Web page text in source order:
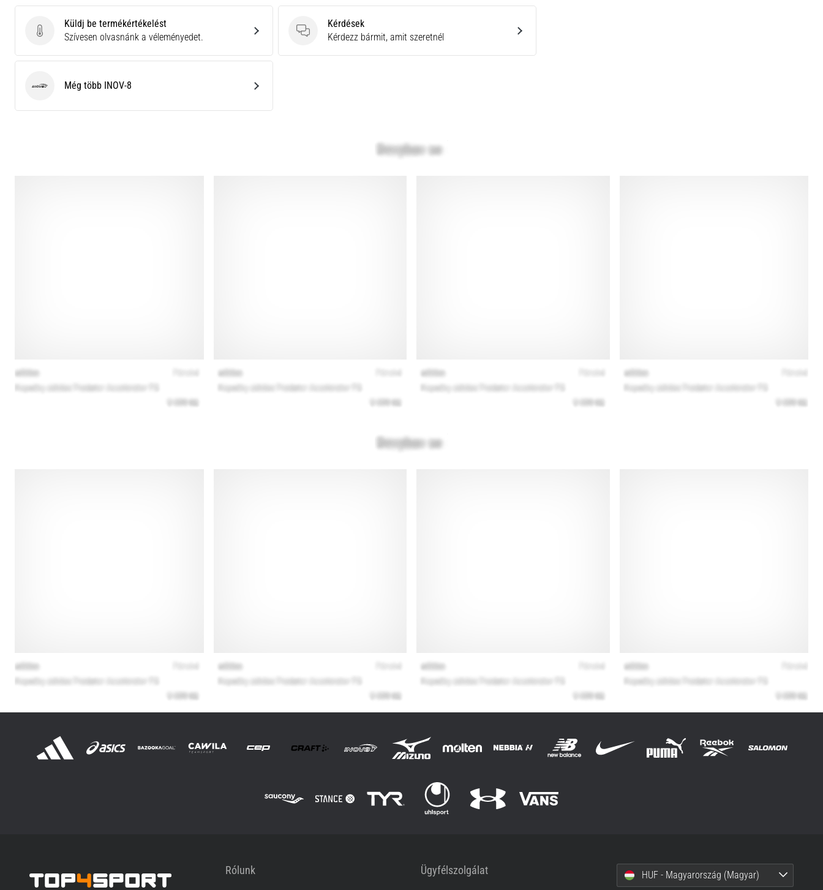
Küldj be termékértékelést
Küldj be termékértékelést
Szívesen olvasnánk a véleményedet.
Kérdések
Kérdések
Kérdezz bármit, amit szeretnél
INOV-8Még több INOV-8
Rólunk Ügyfélszolgálat HUF - Magyarország (Magyar)